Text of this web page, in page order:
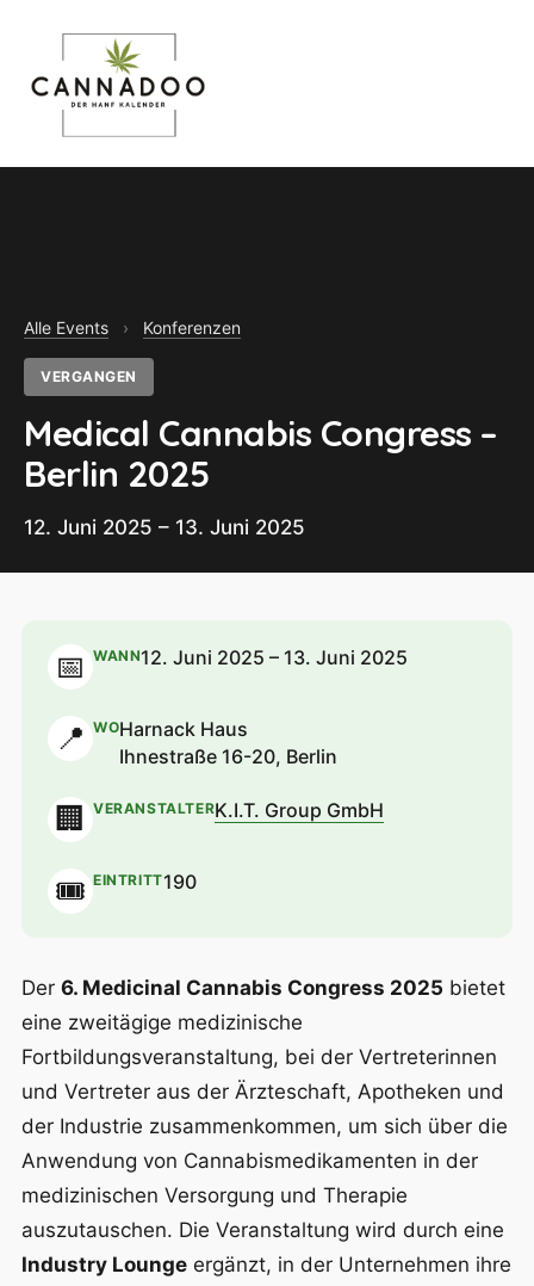
Alle Events › Konferenzen
VERGANGEN
Medical Cannabis Congress –
Berlin 2025
12. Juni 2025 – 13. Juni 2025
📅 WANN12. Juni 2025 – 13. Juni 2025
📍 WOHarnack Haus
Ihnestraße 16-20, Berlin
🏢 VERANSTALTERK.I.T. Group GmbH
🎟 EINTRITT190
Der 6. Medicinal Cannabis Congress 2025 bietet
eine zweitägige medizinische
Fortbildungsveranstaltung, bei der Vertreterinnen
und Vertreter aus der Ärzteschaft, Apotheken und
der Industrie zusammenkommen, um sich über die
Anwendung von Cannabismedikamenten in der
medizinischen Versorgung und Therapie
auszutauschen. Die Veranstaltung wird durch eine
Industry Lounge ergänzt, in der Unternehmen ihre